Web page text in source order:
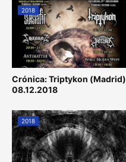
2018
Crónica: Triptykon (Madrid)
08.12.2018
2018